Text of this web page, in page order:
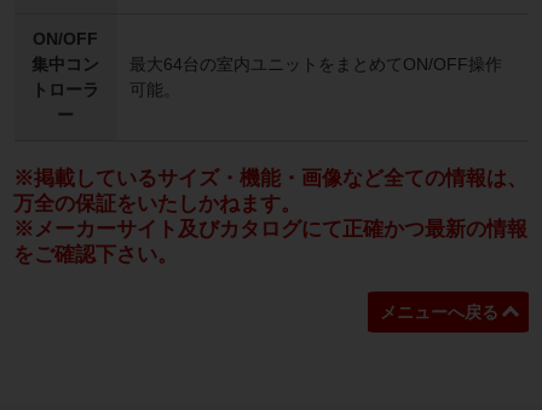
ON/OFF
集中コン
トローラ
ー
最大64台の室内ユニットをまとめてON/OFF操作
可能。
※掲載しているサイズ・機能・画像など全ての情報は、
万全の保証をいたしかねます。
※メーカーサイト及びカタログにて正確かつ最新の情報
をご確認下さい。
メニューへ戻る